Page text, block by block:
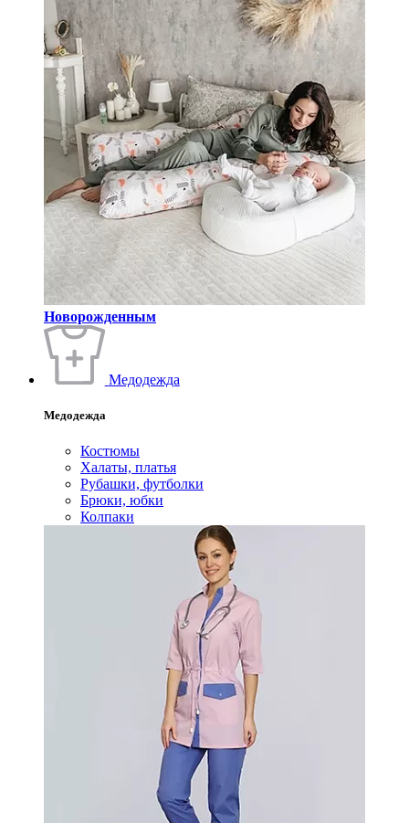
Новорожденным
Медодежда
Медодежда
Костюмы
Халаты, платья
Рубашки, футболки
Брюки, юбки
Колпаки